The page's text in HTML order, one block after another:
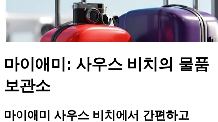
마이애미: 사우스 비치의 물품
보관소
마이애미 사우스 비치에서 간편하고